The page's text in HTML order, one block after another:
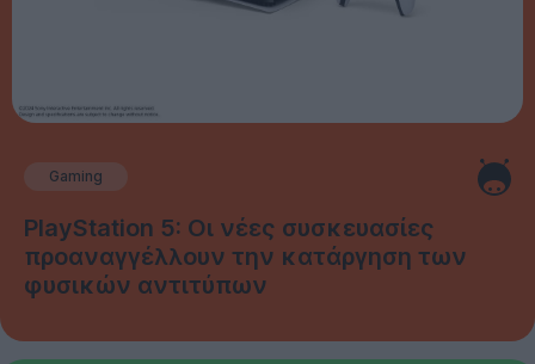
Gaming
PlayStation 5: Οι νέες συσκευασίες
προαναγγέλλουν την κατάργηση των
φυσικών αντιτύπων